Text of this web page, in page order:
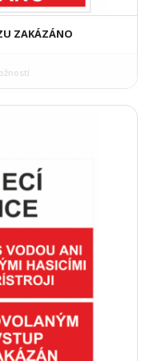
ZAKÁZÁNO